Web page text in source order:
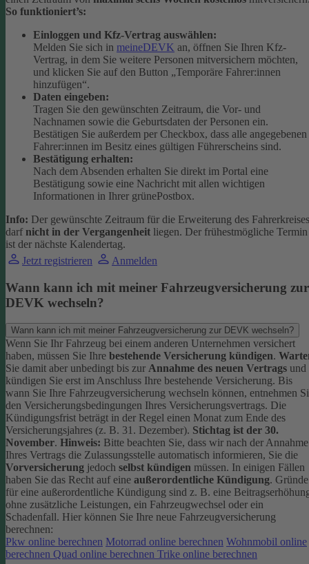
So funktioniert’s:
Einloggen und Kfz-Vertrag auswählen:
Melden Sie sich in meineDEVK an, öffnen Sie Ihren Kfz-
Vertrag, in dem Sie weitere Personen mitversichern möchten,
und klicken Sie auf den Button „Temporäre Fahrer:innen
hinzufügen“.
Daten eingeben:
Tragen Sie den gewünschten Zeitraum, die Vor- und
Nachnamen sowie die Geburtsdaten der Personen ein.
Bestätigen Sie außerdem per Checkbox, dass alle angegebenen
Fahrer:innen im Besitz eines gültigen Führerscheins sind.
Bestätigung erhalten:
Nach dem Absenden erhalten Sie direkt im Portal eine
Bestätigung sowie eine Nachricht mit allen wichtigen
Informationen in Ihrer grünePostbox.
Info: Der gewünschte Zeitraum für die Erweiterung des Fahrerkreises
darf nicht in der Vergangenheit liegen. Der frühestmögliche Termin
ist der nächste Kalendertag.
Jetzt registrieren
Anmelden
Wann kann ich mit meiner Fahrzeugversicherung zur
DEVK wechseln?
Wann kann ich mit meiner Fahrzeugversicherung zur DEVK wechseln?
Wenn Sie Ihr Fahrzeug bei einem anderen Unternehmen versichert
haben, müssen Sie Ihre bestehende Versicherung kündigen.
Sie damit aber unbedingt bis zur Annahme des neuen Vertrags und
kündigen Sie erst im Anschluss Ihre bestehende Versicherung. Bis
wann Sie Ihre Fahrzeugversicherung wechseln können, entnehmen
den Versicherungsbedingungen Ihres Versicherungsvertrags. Die
Kündigungsfrist beträgt in der Regel einen Monat zum Ende des
Versicherungsjahres (z. B. 31. Dezember). Stichtag ist der 30.
November. Hinweis: Bitte beachten Sie, dass wir nach der Annahme
Ihres Vertrags die Zulassungsstelle automatisch informieren, Sie die
Vorversicherung jedoch selbst kündigen müssen. In einigen Fällen
haben Sie das Recht auf eine außerordentliche Kündigung. Gründe
für eine außerordentliche Kündigung sind z. B. eine
ohne zusätzliche Leistungen, ein Fahrzeugwechsel oder ein
Schadenfall. Hier können Sie Ihre neue Fahrzeugversicherung
berechnen:
Pkw online berechnen Motorrad online berechnen Wohnmobil online
berechnen Quad online berechnen Trike online berechnen